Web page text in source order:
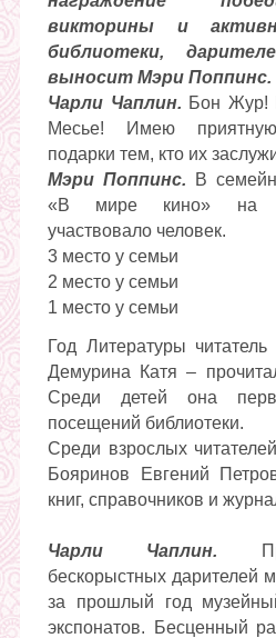
викторины и
библиотеки,
выносит Мэри Поппинс.
Чарли Чаплин. Бон Жур!
Месье! Имею
подарки тем, кто их
Мэри Поппинс.
В
«В мире кино» на
участвовало человек.
3 место у семьи
2 место у семьи
1 место у семьи
Год Литературы
Демурина Катя –
Среди детей она
посещений библиотеки.
Среди взрослых
Бояринов Евгений
книг, справочников и
Чарли Чаплин.
бескорыстных
за прошлый год
экспонатов. Бесценный